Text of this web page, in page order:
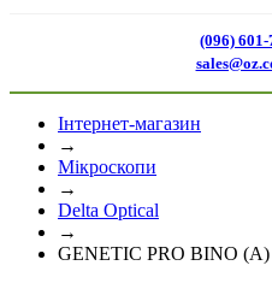
(096)
Інтернет-магазин
→
Мікроскопи
→
Delta Optical
→
GENETIC PRO BINO (A)